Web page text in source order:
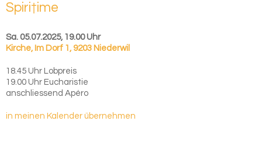
Spiri†ime
Sa. 05.07.2025, 19.00 Uhr
Kirche, Im Dorf 1, 9203 Niederwil
18.45 Uhr Lobpreis
19.00 Uhr Eucharistie
anschliessend Apéro
in meinen Kalender übernehmen